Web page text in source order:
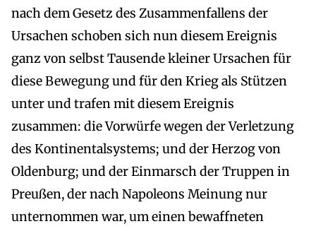
nach dem Gesetz des Zusammenfallens der
Ursachen schoben sich nun diesem Ereignis
ganz von selbst Tausende kleiner Ursachen für
diese Bewegung und für den Krieg als Stützen
unter und trafen mit diesem Ereignis
zusammen: die Vorwürfe wegen der Verletzung
des Kontinentalsystems; und der Herzog von
Oldenburg; und der Einmarsch der Truppen in
Preußen, der nach Napoleons Meinung nur
unternommen war, um einen bewaffneten